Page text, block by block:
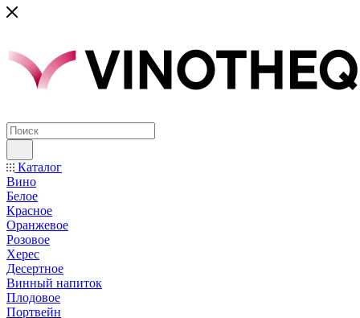
Каталог
Вино
Белое
Красное
Оранжевое
Розовое
Херес
Десертное
Винный напиток
Плодовое
Портвейн